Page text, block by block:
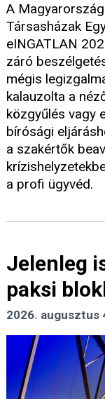
A
Társasházak
eINGATLAN
záró
mégis
kalauzolta a
közgyűlés vagy
bírósági
a szakértők
a profi ügyvéd.
Jelenleg
paksi
2026. augusztus